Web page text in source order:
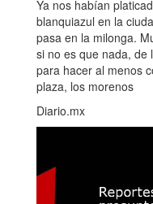
Ya nos habían
blanquiazul en la
pasa en la milonga.
si no es que nada, de
para hacer al menos
plaza, los morenos
Diario.mx